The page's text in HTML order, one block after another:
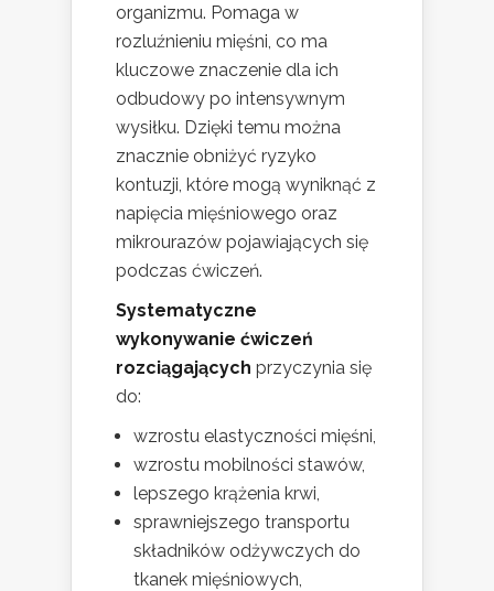
organizmu. Pomaga w
rozluźnieniu mięśni, co ma
kluczowe znaczenie dla ich
odbudowy po intensywnym
wysiłku. Dzięki temu można
znacznie obniżyć ryzyko
kontuzji, które mogą wyniknąć z
napięcia mięśniowego oraz
mikrourazów pojawiających się
podczas ćwiczeń.
Systematyczne
wykonywanie ćwiczeń
rozciągających przyczynia się
do:
wzrostu elastyczności mięśni,
wzrostu mobilności stawów,
lepszego krążenia krwi,
sprawniejszego transportu
składników odżywczych do
tkanek mięśniowych,